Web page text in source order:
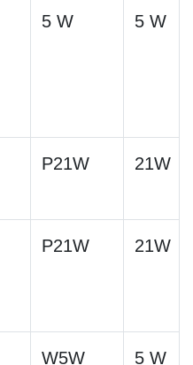
5 W 5 W
P21W 21W
P21W 21W
W5W 5 W